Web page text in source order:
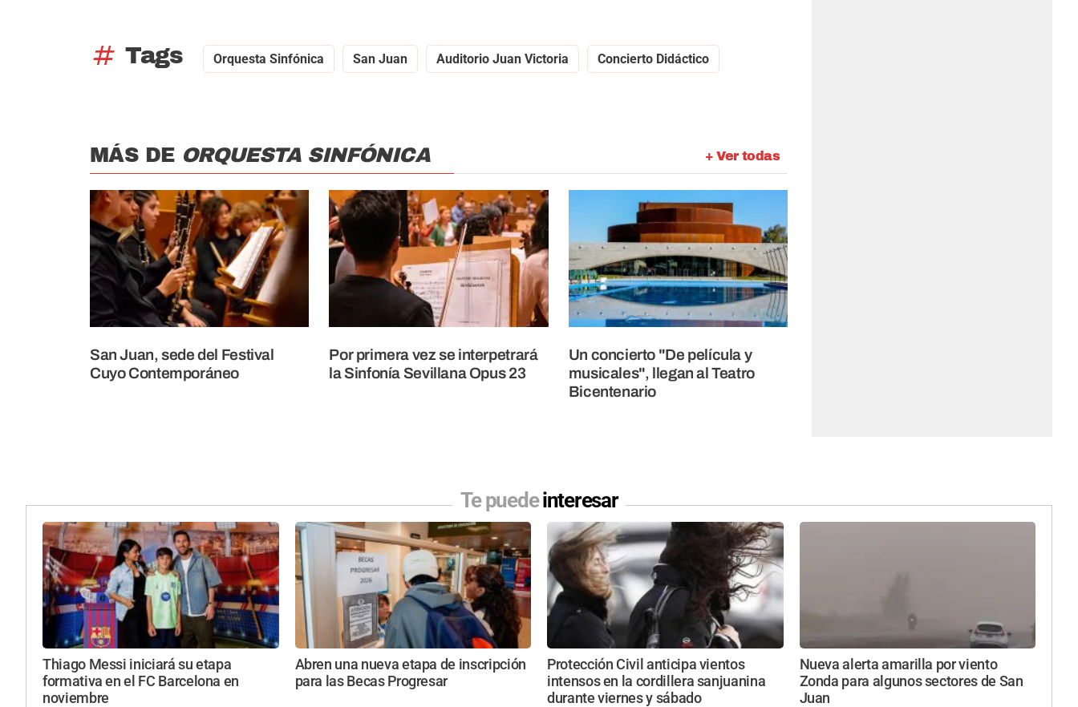
tag Tags Orquesta Sinfónica San Juan Auditorio Juan Victoria Concierto Didáctico
+ Ver todas
MÁS DE ORQUESTA SINFÓNICA
San Juan, sede del Festival
Cuyo Contemporáneo
Por primera vez se interpetrará
la Sinfonía Sevillana Opus 23
Un concierto "De película y
musicales", llegan al Teatro
Bicentenario
Te puedeinteresar
Thiago Messi iniciará su etapa
formativa en el FC Barcelona en
noviembre
Abren una nueva etapa de inscripción
para las Becas Progresar
Protección Civil anticipa vientos
intensos en la cordillera sanjuanina
durante viernes y sábado
Nueva alerta amarilla por viento
Zonda para algunos sectores de San
Juan